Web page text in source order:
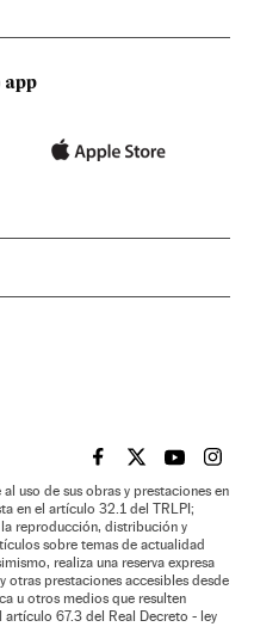
app
EL PAÍS BRASIL EN
EL PAÍSEL PAÍS
EL
uso de sus obras y prestaciones en
en el artículo 32.1 del TRLPI;
reproducción, distribución y
sobre temas de actualidad
realiza una reserva expresa
otras prestaciones accesibles desde
u otros medios que resulten
67.3 del Real Decreto - ley